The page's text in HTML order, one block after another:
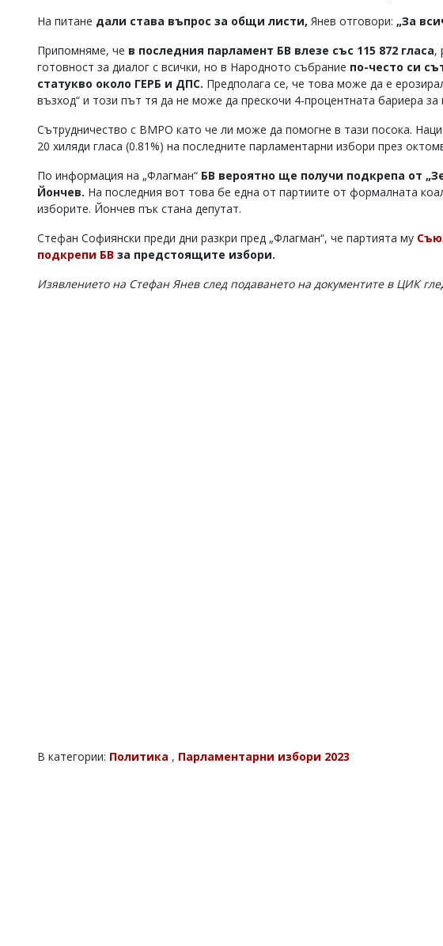
коментар,
сигнализирайте
На питане дали става въпрос за общи листи, Янев отговори: „За
Припомняме, че в последния парламент БВ влезе със 115 872 гласа,
готовност за диалог с всички, но в Народното събрание по-често си
статукво около ГЕРБ и ДПС. Предполага се, че това може да е
възход“ и този път тя да не може да прескочи 4-процентната бариера
Сътрудничество с ВМРО като че ли може да помогне в тази посока.
20 хиляди гласа (0.81%) на последните парламентарни избори през
По информация на „Флагман“ БВ вероятно ще получи подкрепа от
Йончев. На последния вот това бе една от партиите от формалната
изборите. Йончев пък стана депутат.
Стефан Софиянски преди дни разкри пред „Флагман“, че партията му
подкрепи БВ за предстоящите избори.
Изявлението на Стефан Янев след подаването на документите в ЦИК
В категории: Политика , Парламентарни избори 2023